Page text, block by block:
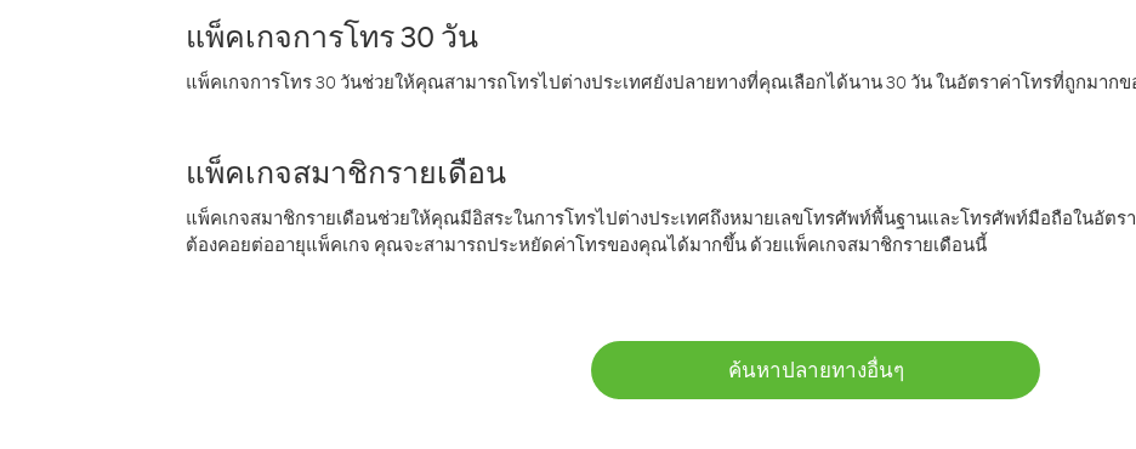
แพ็คเกจการโทร 30 วัน
แพ็คเกจการโทร 30 วันช่วยให้คุณสามารถโทรไปต่างประเทศยังปลายทางที่คุณเลือกได้นาน 30 วัน ในอัตราค่าโทรที่ถูกมากข
แพ็คเกจสมาชิกรายเดือน
แพ็คเกจสมาชิกรายเดือนช่วยให้คุณมีอิสระในการโทรไปต่างประเทศถึงหมายเลขโทรศัพท์พื้นฐานและโทรศัพท์มือถือในอัตร
ต้องคอยต่ออายุแพ็คเกจ คุณจะสามารถประหยัดค่าโทรของคุณได้มากขึ้น ด้วยแพ็คเกจสมาชิกรายเดือนนี้
ค้นหาปลายทางอื่นๆ